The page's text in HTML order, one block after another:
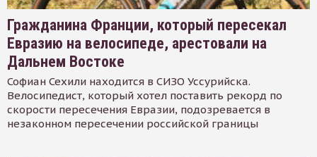
Гражданина Франции, который пересекал
Евразию на велосипеде, арестовали на
Дальнем Востоке
Софиан Сехили находится в СИЗО Уссурийска.
Велосипедист, который хотел поставить рекорд по
скорости пересечения Евразии, подозревается в
незаконном пересечении российской границы